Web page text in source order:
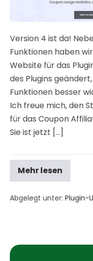
Version 4 ist da!
Funktionen haben
Website für das
des Plugins
Funktionen besser
Ich freue mich, den
für das Coupon
Sie ist jetzt [...]
Mehr lesen
Abgelegt unter: Plugin-